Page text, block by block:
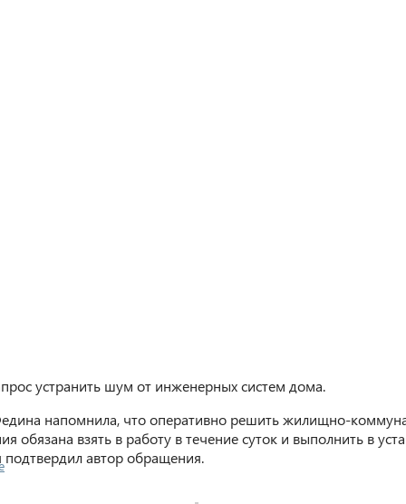
устранить шум от инженерных систем дома.
напомнила, что оперативно решить жилищно-
обязана взять в работу в течение суток и выполнить в
подтвердил автор обращения.